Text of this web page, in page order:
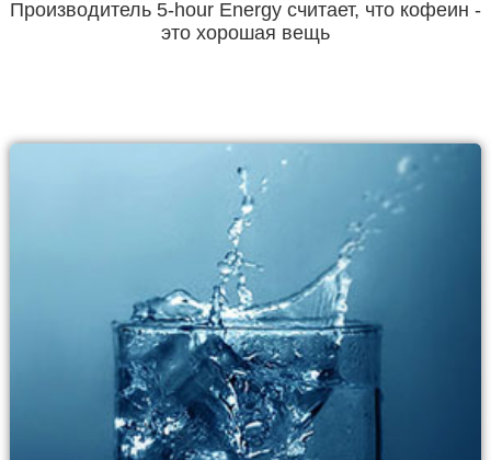
Производитель 5-hour Energy считает, что кофеин -
это хорошая вещь